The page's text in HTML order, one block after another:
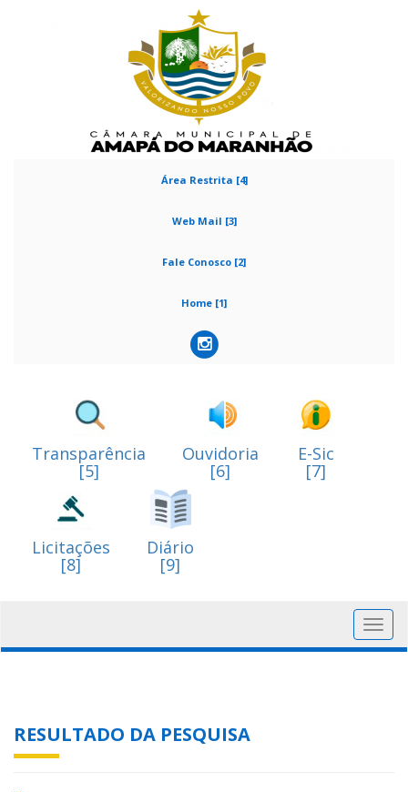
Área Restrita [4]
Web Mail [3]
Fale Conosco [2]
Home [1]
Transparência
[5]
Ouvidoria
[6]
E-Sic
[7]
Licitações
[8]
Diário
[9]
RESULTADO DA PESQUISA